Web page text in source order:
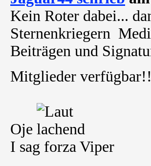
Kein Roter dabei...
Sternenkriegern
Beiträgen und
Mitglieder
Oje
I sag forza Viper